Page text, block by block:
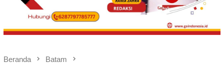
Beranda Batam